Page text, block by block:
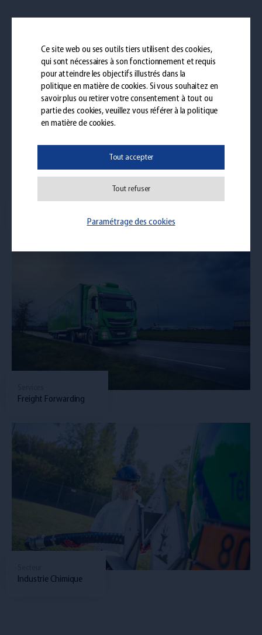
Ce site web ou ses outils tiers utilisent des cookies,
qui sont nécessaires à son fonctionnement et requis
pour atteindre les objectifs illustrés dans la
politique en matière de cookies. Si vous souhaitez en
savoir plus ou retirer votre consentement à tout ou
partie des cookies, veuillez vous référer à la politique
en matière de cookies.
Paramétrage des cookies
Tout refuser
Tout accepter
Freight Forwarding
Industrie Chimique